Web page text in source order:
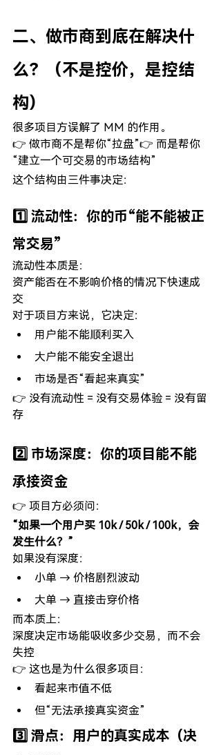
二、做市商到底在解决什
么？（不是控价，是控结
构）
很多项目方误解了 MM 的作用。
👉 做市商不是帮你“拉盘”👉 而是帮你
“建立一个可交易的市场结构”
这个结构由三件事决定：
1️⃣ 流动性：你的币“能不能被正
常交易”
流动性本质是：
资产能否在不影响价格的情况下快速成
交
对于项目方来说，它决定：
用户能不能顺利买入
大户能不能安全退出
市场是否“看起来真实”
👉 没有流动性 = 没有交易体验 = 没有留
存
2️⃣ 市场深度：你的项目能不能
承接资金
👉 项目方必须问：
“如果一个用户买 10k / 50k / 100k，会
发生什么？”
如果没有深度：
小单 → 价格剧烈波动
大单 → 直接击穿价格
而本质上：
深度决定市场能吸收多少交易，而不会
失控
👉 这也是为什么很多项目：
看起来市值不低
但“无法承接真实资金”
3️⃣ 滑点：用户的真实成本（决